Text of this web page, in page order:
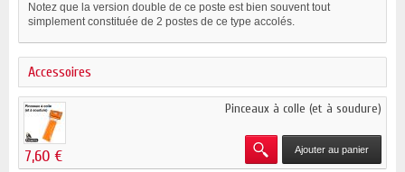
Notez que la version double de ce poste est bien souvent tout
simplement constituée de 2 postes de ce type accolés.
Accessoires
Pinceaux à colle (et à soudure)
7,60 € Ajouter au panier